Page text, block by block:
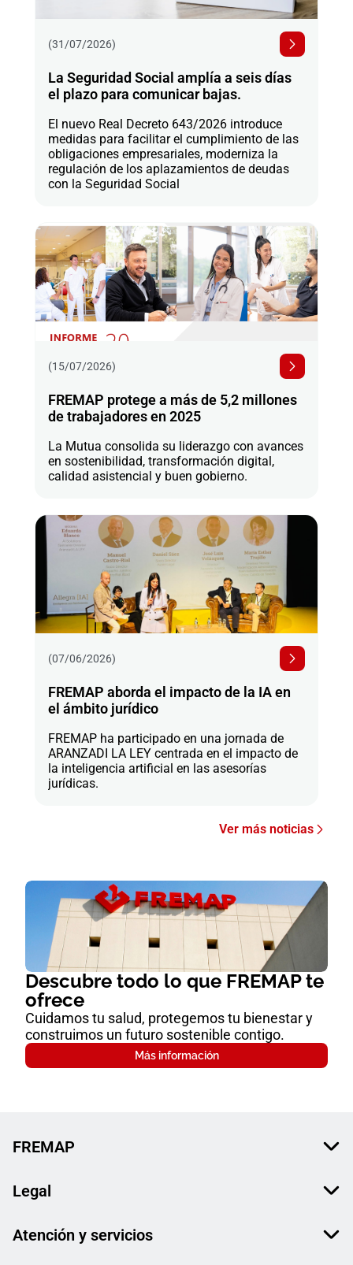
(31/07/2026)
La Seguridad Social amplía a seis días
el plazo para comunicar bajas.
El nuevo Real Decreto 643/2026 introduce
medidas para facilitar el cumplimiento de las
obligaciones empresariales, moderniza la
regulación de los aplazamientos de deudas
con la Seguridad Social
(15/07/2026)
FREMAP protege a más de 5,2 millones
de trabajadores en 2025
La Mutua consolida su liderazgo con avances
en sostenibilidad, transformación digital,
calidad asistencial y buen gobierno.
(07/06/2026)
FREMAP aborda el impacto de la IA en
el ámbito jurídico
FREMAP ha participado en una jornada de
ARANZADI LA LEY centrada en el impacto de
la inteligencia artificial en las asesorías
jurídicas.
Ver más noticias
Descubre todo lo que FREMAP te
ofrece
Cuidamos tu salud, protegemos tu bienestar y
construimos un futuro sostenible contigo.
Más información
FREMAP
Legal
Atención y servicios